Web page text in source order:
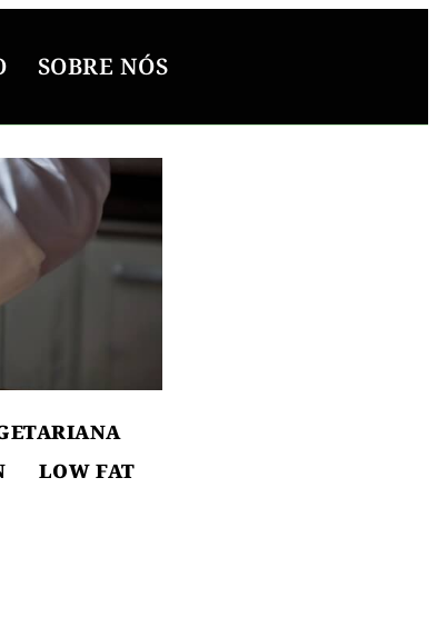
SOBRE NÓS
LOW FAT